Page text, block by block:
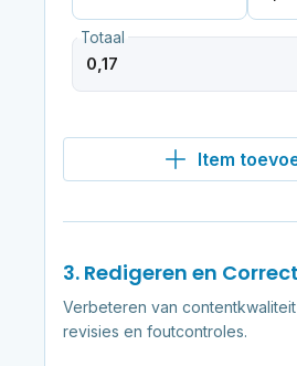
Totaal
Item
3. Redigeren en
Verbeteren van
revisies en foutcontroles.